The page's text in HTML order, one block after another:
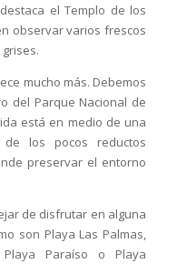
el Templo de los
observar varios frescos
mucho más. Debemos
del Parque Nacional de
está en medio de una
los pocos reductos
preservar el entorno
de disfrutar en alguna
son Playa Las Palmas,
Playa Paraíso o Playa